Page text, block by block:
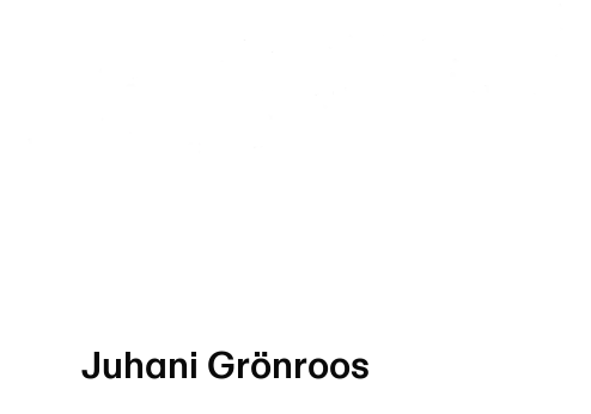
Juhani Grönroos